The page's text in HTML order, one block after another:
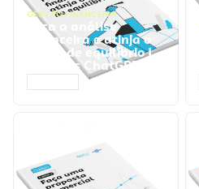
GESTÃO FINANCEIRA
Faça a análise
financeira e atinja o
ponto de equilíbrio |
Prompts ChatGPT